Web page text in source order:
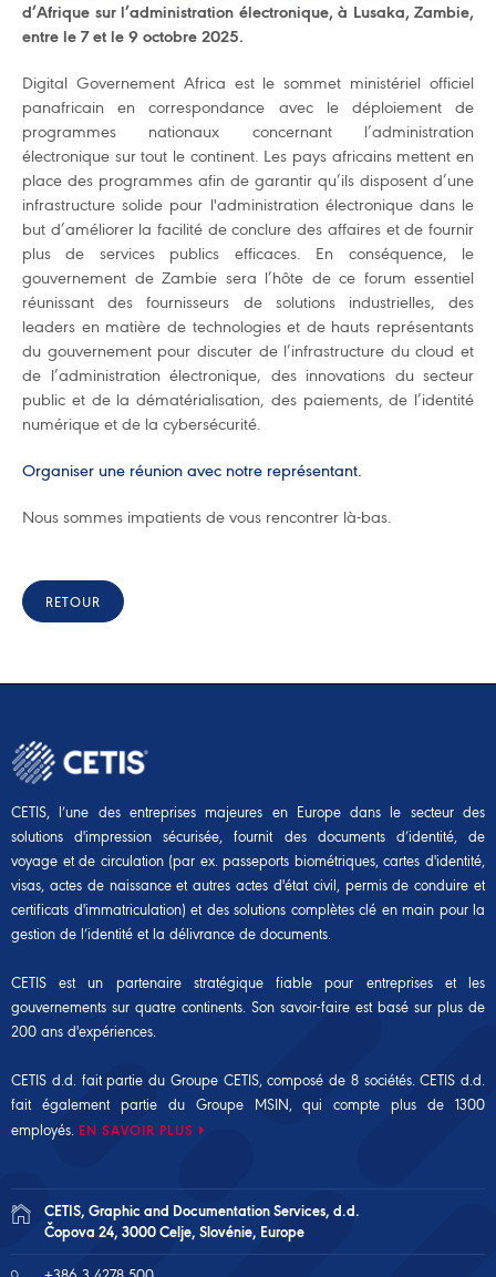
d’Afrique sur l’administration électronique, à Lusaka, Zambie,
entre le 7 et le 9 octobre 2025.
Digital Governement Africa est le sommet ministériel officiel
panafricain en correspondance avec le déploiement de
programmes nationaux concernant l’administration
électronique sur tout le continent. Les pays africains mettent en
place des programmes afin de garantir qu’ils disposent d’une
infrastructure solide pour l'administration électronique dans le
but d’améliorer la facilité de conclure des affaires et de fournir
plus de services publics efficaces. En conséquence, le
gouvernement de Zambie sera l’hôte de ce forum essentiel
réunissant des fournisseurs de solutions industrielles, des
leaders en matière de technologies et de hauts représentants
du gouvernement pour discuter de l’infrastructure du cloud et
de l’administration électronique, des innovations du secteur
public et de la dématérialisation, des paiements, de l’identité
numérique et de la cybersécurité.
Organiser une réunion avec notre représentant.
Nous sommes impatients de vous rencontrer là-bas.
RETOUR
CETIS, l’une des entreprises majeures en Europe dans le secteur des
solutions d'impression sécurisée, fournit des documents d’identité, de
voyage et de circulation (par ex. passeports biométriques, cartes d'identité,
visas, actes de naissance et autres actes d'état civil, permis de conduire et
certificats d'immatriculation) et des solutions complètes clé en main pour la
gestion de l’identité et la délivrance de documents.
CETIS est un partenaire stratégique fiable pour entreprises et les
gouvernements sur quatre continents. Son savoir-faire est basé sur plus de
200 ans d'expériences.
CETIS d.d. fait partie du Groupe CETIS, composé de 8 sociétés. CETIS d.d.
fait également partie du Groupe MSIN , qui compte plus de 1300
employés. EN SAVOIR PLUS
CETIS, Graphic and Documentation Services, d.d.
Čopova 24, 3000 Celje, Slovénie, Europe